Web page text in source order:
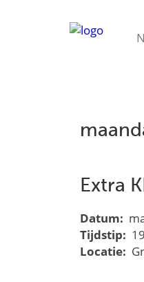
Extra
Datum:
Tijdstip:
Locatie: